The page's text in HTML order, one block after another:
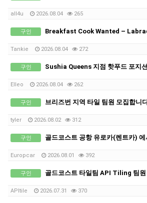
all4u 2026.08.04 265
구인 Breakfast Cook Wanted –
Tankie 2026.08.04 272
구인 Sushia Queens 지점 핫푸드 포지
Elleo 2026.08.04 262
구인 브리즈번 지역 타일 팀원 모집합니
tyIer 2026.08.02 312
구인 골드코스트 공항 유로카(렌트카) 에서
Europcar 2026.08.01 392
구인 골드코스트 타일팀 API Tiling 팀원
APItile 2026.07.31 370